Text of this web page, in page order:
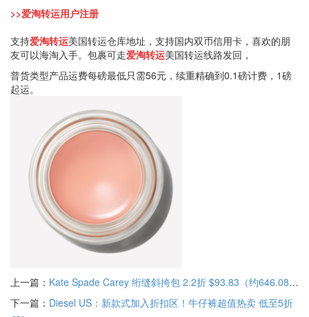
>>爱淘转运用户注册
支持爱淘转运美国转运仓库地址，支持国内双币信用卡，喜欢的朋
友可以海淘入手。包裹可走爱淘转运美国转运线路发回，
普货类型产品运费每磅最低只需56元，续重精确到0.1磅计费，1磅
起运。
上一篇： Kate Spade Carey 绗缝斜挎包 2.2折 $93.83（约646.08元）
下一篇： Diesel US：新款式加入折扣区！牛仔裤超值热卖 低至5折